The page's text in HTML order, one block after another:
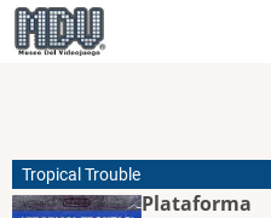
Pasar
al
Tropical Trouble
Plataforma